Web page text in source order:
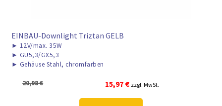
EINBAU-Downlight Triztan GELB
► 12V/max. 35W
► GU5,3/GX5,3
► Gehäuse Stahl, chromfarben
20,98€
Ursprünglicher
Preis
15,97 €Aktueller
Preis
zzgl. MwSt.